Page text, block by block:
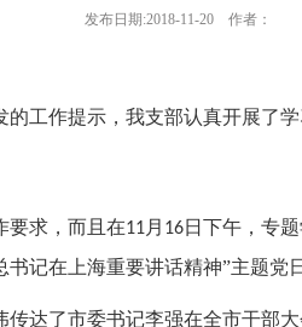
发布日期:2018-11-20 作者：
工作提示，我支部认真开展了
要求，而且在11月 16日下午，专
书记在上海重要讲话精神”主题党
达了市委书记李强在全市干部